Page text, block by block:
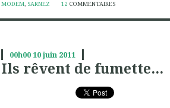
MODEM, SARNEZ 12 COMMENTAIRES
00h0010juin 2011
Ils rêvent de fumette...